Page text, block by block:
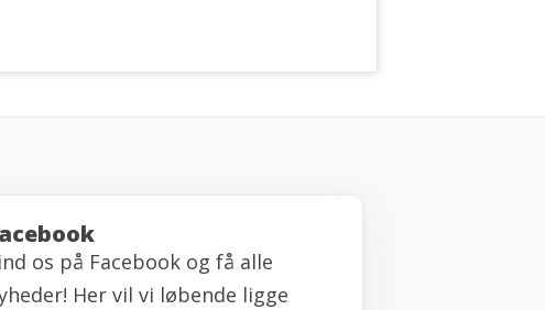
os på Facebook og få alle
Her vil vi løbende ligge